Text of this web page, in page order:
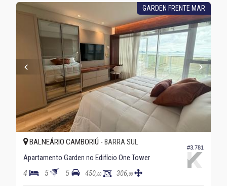
GARDEN FRENTE MAR
#3.781
BALNEÁRIO CAMBORIÚ - BARRA SUL
Apartamento Garden no Edifício One Tower
4 5 5 450,00 306,00